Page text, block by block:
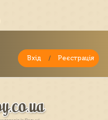
Вхід / Реєстрація